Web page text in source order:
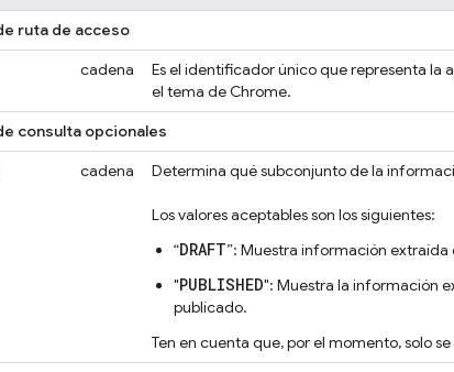
ruta de acceso
cadena
Es el identificador único que representa la
el tema de Chrome.
consulta opcionales
cadena Determina qué subconjunto de la
Los valores aceptables son los siguientes:
“DRAFT”: Muestra información
"PUBLISHED": Muestra la información
publicado.
Ten en cuenta que, por el momento, solo